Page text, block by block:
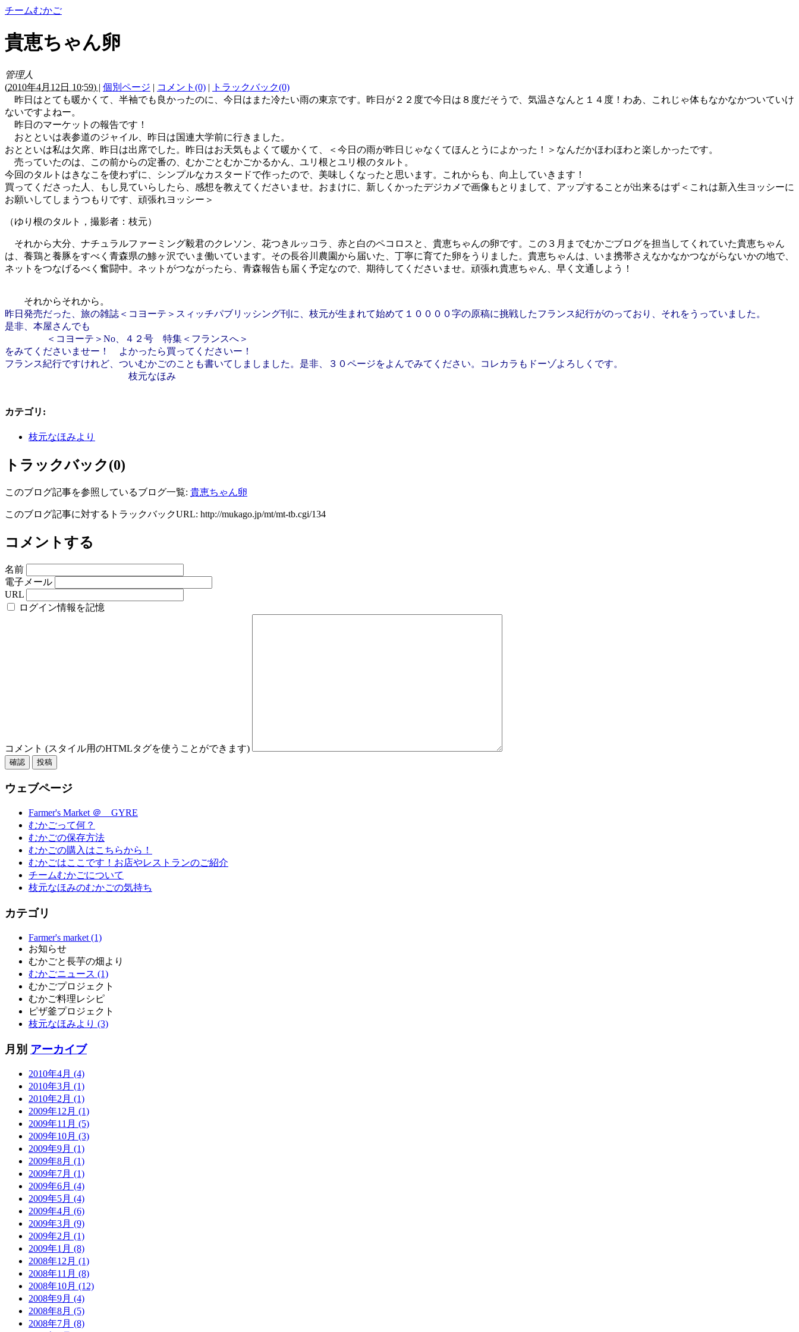
チームむかご
貴恵ちゃん卵
管理人
(2010年4月12日 10:59) | 個別ページ | コメント(0) |
トラックバック(0)
昨日はとても暖かくて、半袖でも良かったのに、今日はまた冷たい雨の東京です。昨日が２２度で今日は８度だそうで、気温さなんと１４度！わあ、これじゃ体もなかなかついていけ
ないですよねー。
昨日のマーケットの報告です！
おとといは表参道のジャイル、昨日は国連大学前に行きました。
おとといは私は欠席、昨日は出席でした。昨日はお天気もよくて暖かくて、＜今日の雨が昨日じゃなくてほんとうによかった！＞なんだかほわほわと楽しかったです。
売っていたのは、この前からの定番の、むかごとむかごかるかん、ユリ根とユリ根のタルト。
今回のタルトはきなこを使わずに、シンプルなカスタードで作ったので、美味しくなったと思います。これからも、向上していきます！
買ってくださった人、もし見ていらしたら、感想を教えてくださいませ。おまけに、新しくかったデジカメで画像もとりまして、アップすることが出来るはず＜これは新入生ヨッシーに
お願いしてしまうつもりです、頑張れヨッシー＞
（ゆり根のタルト，撮影者：枝元）
それから大分、ナチュラルファーミング毅君のクレソン、花つきルッコラ、赤と白のペコロスと、貴恵ちゃんの卵です。この３月までむかごブログを担当してくれていた貴恵ちゃん
は、養鶏と養豚をすべく青森県の鯵ヶ沢でいま働いています。その長谷川農園から届いた、丁寧に育てた卵をうりました。貴恵ちゃんは、いま携帯さえなかなかつながらないかの地で、
ネットをつなげるべく奮闘中。ネットがつながったら、青森報告も届く予定なので、期待してくださいませ。頑張れ貴恵ちゃん、早く文通しよう！
それからそれから。
昨日発売だった、旅の雑誌＜コヨーテ＞スィッチパブリッシング刊に、枝元が生まれて始めて１００００字の原稿に挑戦したフランス紀行がのっており、それをうっていました。
是非、本屋さんでも
＜コヨーテ＞ No 、４２号 特集＜フランスへ＞
をみてくださいませー！ よかったら買ってくださいー！
フランス紀行ですけれど、ついむかごのことも書いてしましました。是非、３０ページをよんでみてください。コレカラもドーゾよろしくです。
枝元なほみ
カテゴリ :
枝元なほみより
トラックバック(0)
このブログ記事を参照しているブログ一覧: 貴恵ちゃん卵
このブログ記事に対するトラックバックURL: http://mukago.jp/mt/mt-tb.cgi/134
コメントする
名前
電子メール
URL
ログイン情報を記憶
コメント (スタイル用のHTMLタグを使うことができます)
ウェブページ
Farmer's Market ＠ GYRE
むかごって何？
むかごの保存方法
むかごの購入はこちらから！
むかごはここです！お店やレストランのご紹介
チームむかごについて
枝元なほみのむかごの気持ち
カテゴリ
Farmer's market (1)
お知らせ
むかごと長芋の畑より
むかごニュース (1)
むかごプロジェクト
むかご料理レシピ
ピザ釜プロジェクト
枝元なほみより (3)
月別 アーカイブ
2010年4月 (4)
2010年3月 (1)
2010年2月 (1)
2009年12月 (1)
2009年11月 (5)
2009年10月 (3)
2009年9月 (1)
2009年8月 (1)
2009年7月 (1)
2009年6月 (4)
2009年5月 (4)
2009年4月 (6)
2009年3月 (9)
2009年2月 (1)
2009年1月 (8)
2008年12月 (1)
2008年11月 (8)
2008年10月 (12)
2008年9月 (4)
2008年8月 (5)
2008年7月 (8)